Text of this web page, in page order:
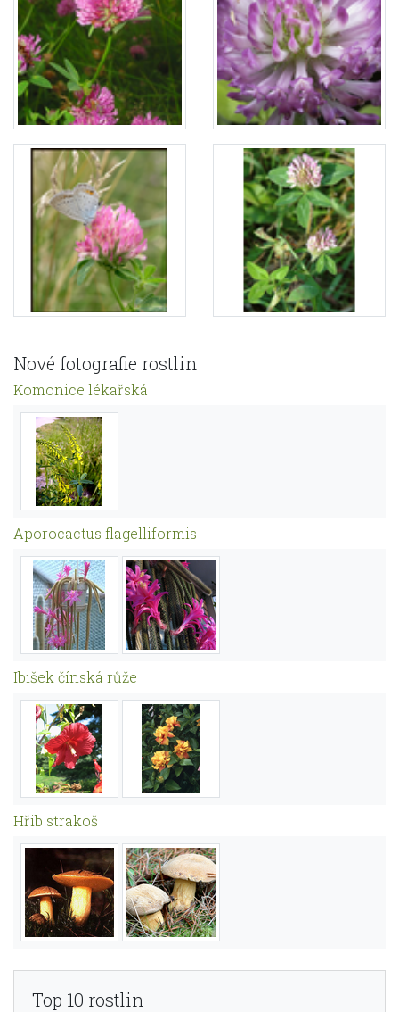
Nové fotografie rostlin
Komonice lékařská
Aporocactus flagelliformis
Ibišek čínská růže
Hřib strakoš
Top 10 rostlin